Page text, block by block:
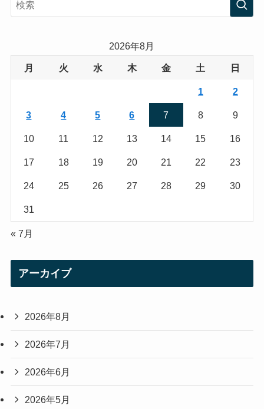
e
2026年8月
月 火 水 木 金 土 日
1 2
3 4 5 6 7 8 9
10 11 12 13 14 15 16
17 18 19 20 21 22 23
24 25 26 27 28 29 30
31
« 7月
アーカイブ
2026年8月
2026年7月
2026年6月
2026年5月